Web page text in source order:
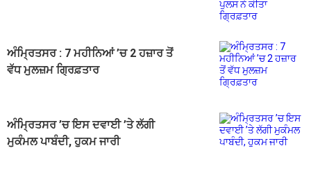
ਅੰਮ੍ਰਿਤਸਰ : 7 ਮਹੀਨਿਆਂ ’ਚ 2 ਹਜ਼ਾਰ ਤੋਂ
ਵੱਧ ਮੁਲਜ਼ਮ ਗ੍ਰਿਫ਼ਤਾਰ
ਅੰਮ੍ਰਿਤਸਰ ’ਚ ਇਸ ਦਵਾਈ ’ਤੇ ਲੱਗੀ
ਮੁਕੰਮਲ ਪਾਬੰਦੀ, ਹੁਕਮ ਜਾਰੀ